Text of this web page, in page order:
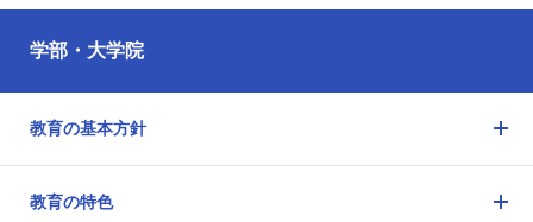
学部・大学院
教育の基本方針
ュ
教育の特色